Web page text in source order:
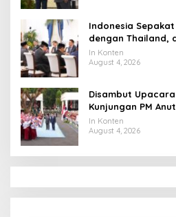
Indonesia
dengan Thailand,
Ekonomi Digital
In Konten
August 4, 2026
Disambut
Kunjungan PM
Hubungan
In Konten
August 4, 2026